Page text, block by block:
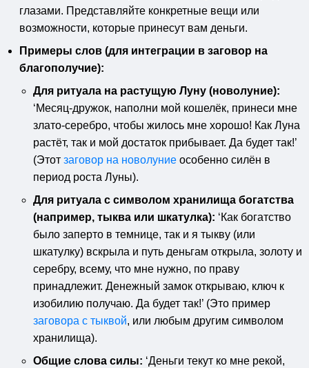
глазами. Представляйте конкретные вещи или
возможности, которые принесут вам деньги.
Примеры слов (для интеграции в заговор на
благополучие):
Для ритуала на растущую Луну (новолуние):
‘Месяц-дружок, наполни мой кошелёк, принеси мне
злато-серебро, чтобы жилось мне хорошо! Как Луна
растёт, так и мой достаток прибывает. Да будет так!’
(Этот заговор на новолуние особенно силён в
период роста Луны).
Для ритуала с символом хранилища богатства
(например, тыква или шкатулка): ‘Как богатство
было заперто в темнице, так и я тыкву (или
шкатулку) вскрыла и путь деньгам открыла, золоту и
серебру, всему, что мне нужно, по праву
принадлежит. Денежный замок открываю, ключ к
изобилию получаю. Да будет так!’ (Это пример
заговора с тыквой, или любым другим символом
хранилища).
Общие слова силы: ‘Деньги текут ко мне рекой,